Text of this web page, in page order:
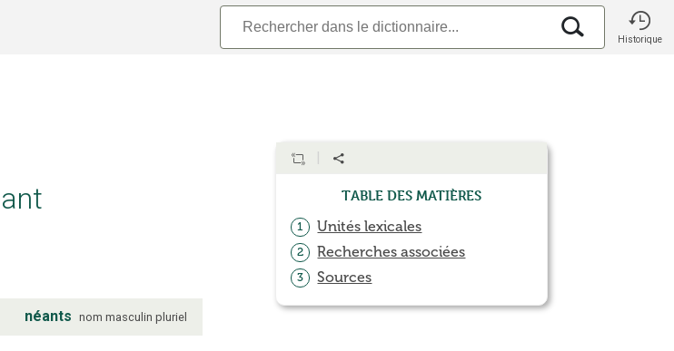
Historique
néants nom masculin pluriel
Table des matières
1 Unités lexicales
2 Recherches associées
3 Sources